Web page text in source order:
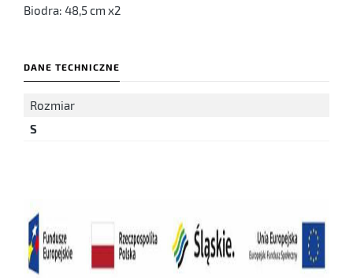
Biodra: 48,5 cm x2
DANE TECHNICZNE
Rozmiar
S